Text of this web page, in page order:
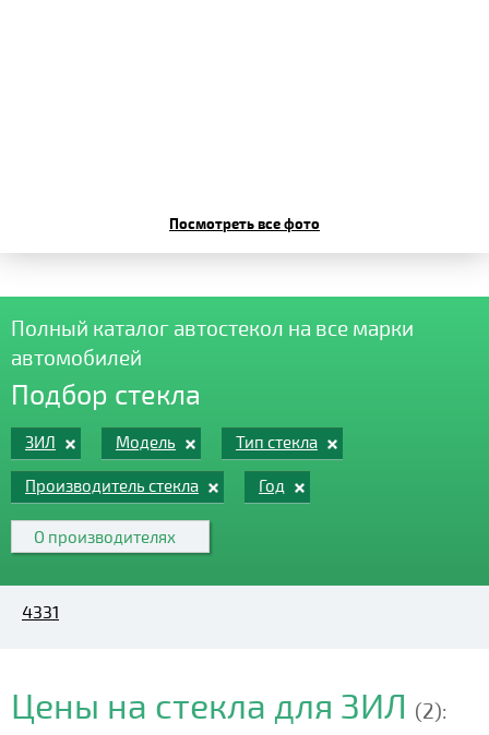
Посмотреть все фото
Полный каталог автостекол на все марки
автомобилей
Подбор стекла
ЗИЛ Модель Тип стекла
Производитель стекла Год
О производителях
4331
Цены на стекла для ЗИЛ (2):